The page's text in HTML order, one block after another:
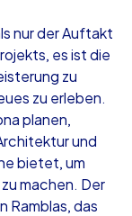
Krimi iPad
nur der Auftakt
es ist die
zu
zu erleben.
planen,
und
bietet, um
machen. Der
Ramblas, das